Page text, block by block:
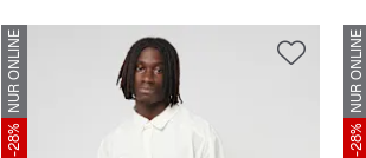
NUR ONLINE
-28%
NUR ONLINE
-28%